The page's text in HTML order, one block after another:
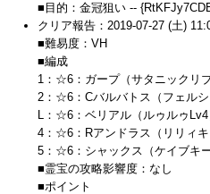
■目的：金冠狙い --
クリア報告：2019-07-27 (土)
■難易度：VH
■編成
1：☆6：ガープ（サタニックリブ
2：☆6：Cバルバトス（フェルシ
L：☆6：ベリアル（ルゥルゥLv4
4：☆6：Rアンドラス（リリィキ
5：☆6：シャックス（ケイブキー
■霊宝の攻略影響度：なし
■ポイント